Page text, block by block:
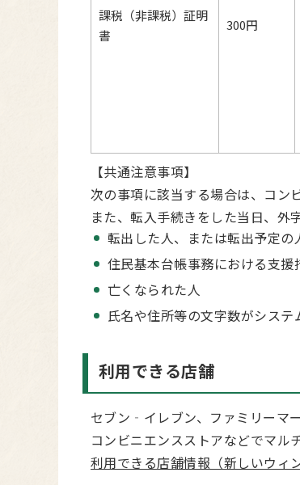
課税（非課税）証明
書
300円
【共通注意事項】
次の事項に該当する場合は、コン
また、転入手続きをした当日、外
転出した人、または転出予定の
住民基本台帳事務における支
亡くなられた人
氏名や住所等の文字数がシス
利用できる店舗
セブン‐イレブン、ファミリーマ
コンビニエンスストアなどでマル
利用できる店舗情報（新しいウィ